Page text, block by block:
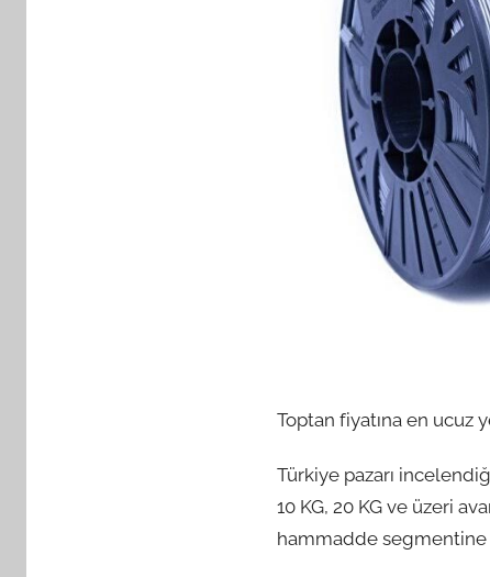
Toptan fiyatına en ucuz
Türkiye pazarı
10 KG, 20 KG ve üzeri
hammadde